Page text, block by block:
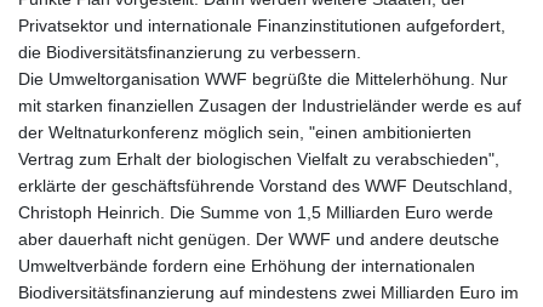
Privatsektor und internationale Finanzinstitutionen aufgefordert,
die Biodiversitätsfinanzierung zu verbessern.
Die Umweltorganisation WWF begrüßte die Mittelerhöhung. Nur
mit starken finanziellen Zusagen der Industrieländer werde es auf
der Weltnaturkonferenz möglich sein, "einen ambitionierten
Vertrag zum Erhalt der biologischen Vielfalt zu verabschieden",
erklärte der geschäftsführende Vorstand des WWF Deutschland,
Christoph Heinrich. Die Summe von 1,5 Milliarden Euro werde
aber dauerhaft nicht genügen. Der WWF und andere deutsche
Umweltverbände fordern eine Erhöhung der internationalen
Biodiversitätsfinanzierung auf mindestens zwei Milliarden Euro im